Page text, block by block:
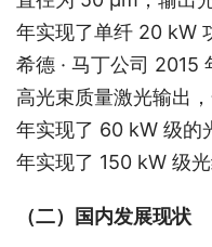
年实现了单纤 20 kW
希德 · 马丁公司 2015
高光束质量激光输出
年实现了 60 kW 级的
年实现了 150 kW 级
（二）国内发展现状